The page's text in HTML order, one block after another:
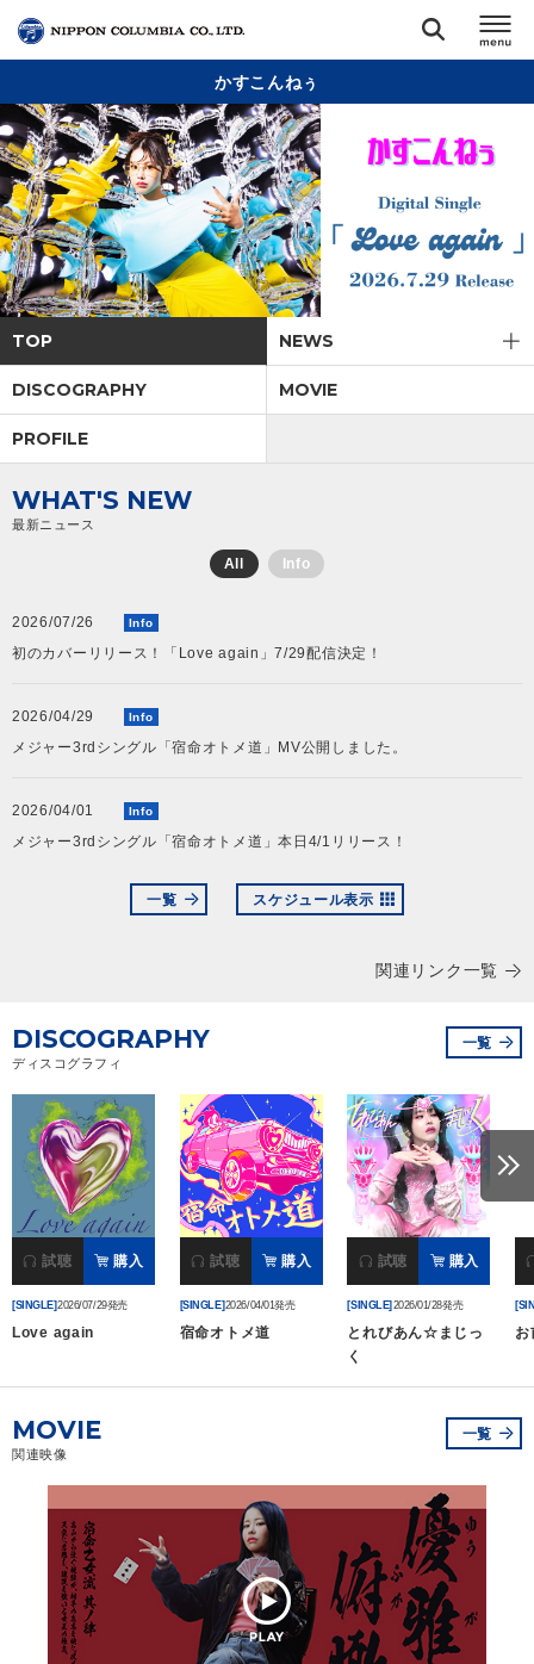
閉じる
リリース
アーティスト
ジャンル
オーディション
直営ショップ
サイトマップ
お問い合わせ
かすこんねぅ
TOP NEWS
DISCOGRAPHY MOVIE
PROFILE
WHAT'S NEW
最新ニュース
All Info
2026/07/26 Info
初のカバーリリース！「Love again」7/29配信決定！
2026/04/29 Info
メジャー3rdシングル「宿命オトメ道」MV公開しました。
2026/04/01 Info
メジャー3rdシングル「宿命オトメ道」本日4/1リリース！
一覧 スケジュール表示
関連リンク一覧
DISCOGRAPHY
ディスコグラフィ
一覧
試聴 購入
[SINGLE]2026/07/29発売
Love again
試聴 購入
[SINGLE]2026/04/01発売
宿命オトメ道
試聴 購入
[SINGLE] 2026/01/28発売
とれびあん☆まじっ
く
お
MOVIE
関連映像
一覧